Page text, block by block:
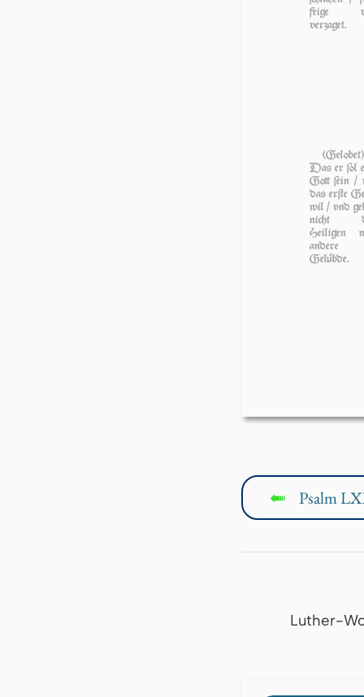
feige
verzaget.
(Gelobet)
Das er ſol
Gott ſein /
das erſte
wil / vnd
nicht
Heiligen
andere
Gelübde.
↤ Psalm
Luther-